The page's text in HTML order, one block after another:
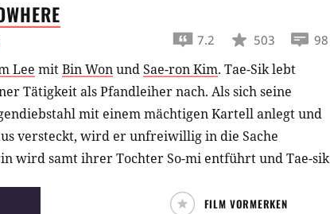
7.2 503 98
Lee mitBin WonundSae-ron Kim. Tae-Sik lebt
Tätigkeit als Pfandleiher nach. Als sich seine
mit einem mächtigen Kartell anlegt und
versteckt, wird er unfreiwillig in die Sache
wird samt ihrer Tochter So-mi entführt und Tae-sik
damit zur Marionette der Drogenbosse wird und es
FILM VORMERKEN